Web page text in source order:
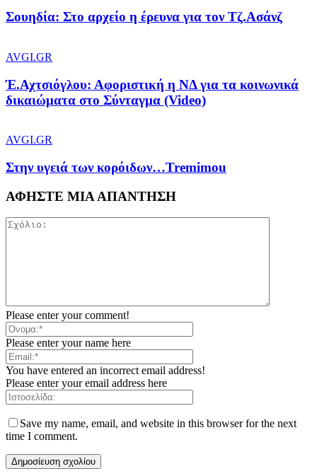
Σουηδία: Στο αρχείο η έρευνα για τον Τζ.Ασάνζ
AVGI.GR
Έ.Αχτσιόγλου: Αφοριστική η ΝΔ για τα κοινωνικά
δικαιώματα στο Σύνταγμα (Video)
AVGI.GR
Στην υγειά των κορόιδων…Tremimou
ΑΦΗΣΤΕ ΜΙΑ ΑΠΑΝΤΗΣΗ
Please enter your comment!
Please enter your name here
You have entered an incorrect email address!
Please enter your email address here
Save my name, email, and website in this browser for the next
time I comment.